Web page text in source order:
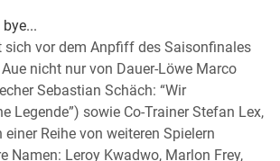
sich vor dem Anpfiff des Saisonfinales
nicht nur von Dauer-Löwe Marco
Sebastian Schäch: “Wir
Legende”) sowie Co-Trainer Stefan Lex,
Reihe von weiteren Spielern
Namen: Leroy Kwadwo, Marlon Frey,